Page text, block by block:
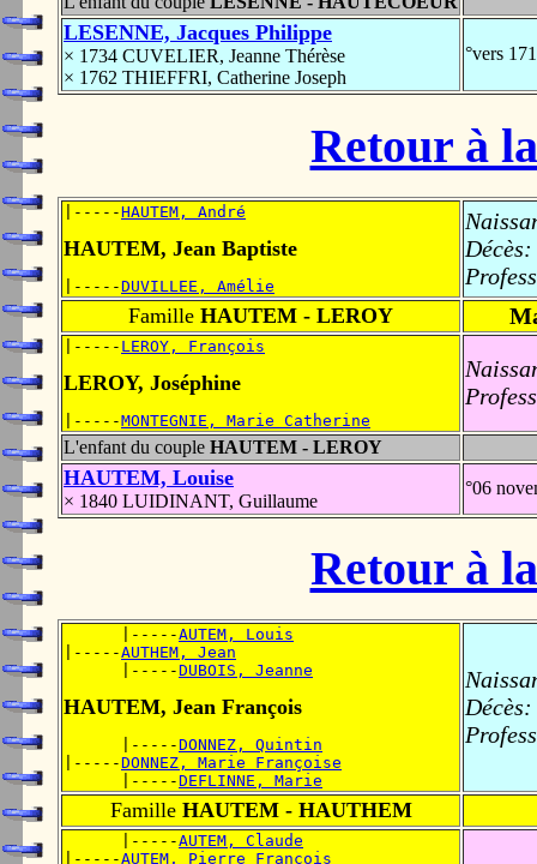
LESENNE, Jacques Philippe
× 1734 CUVELIER, Jeanne Thérèse
× 1762 THIEFFRI, Catherine Joseph
°vers
Retour à
|-----HAUTEM, André
HAUTEM, Jean Baptiste
|-----DUVILLEE, Amélie
Décès:
Famille HAUTEM - LEROY
|----- LEROY, François
LEROY, Joséphine
|-----MONTEGNIE, Marie Catherine
L'enfant du couple HAUTEM - LEROY
HAUTEM, Louise
× 1840 LUIDINANT, Guillaume
°06
Retour à
      |-----
AUTEM, Louis
|-----AUTHEM, Jean
      |-----
DUBOIS, Jeanne
HAUTEM, Jean François
      |-----
DONNEZ, Quintin
|-----DONNEZ, Marie Françoise
      |-----
DEFLINNE, Marie
Décès:
FamilleHAUTEM - HAUTHEM
      |-----
AUTEM, Claude
|-----AUTEM, Pierre François